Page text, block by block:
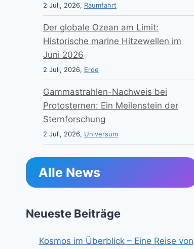
2 Juli, 2026, Raumfahrt
Der globale Ozean am Limit:
Historische marine Hitzewellen im
Juni 2026
2 Juli, 2026, Erde
Gammastrahlen-Nachweis bei
Protosternen: Ein Meilenstein der
Sternforschung
2 Juli, 2026, Universum
Alle News
Neueste Beiträge
Kosmos im Überblick – Eine Reise von